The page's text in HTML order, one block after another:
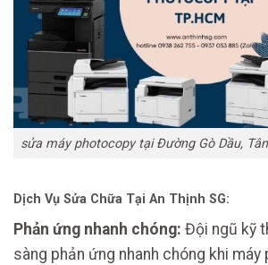
sửa máy photocopy tại Đường Gò Dầu,
Dịch Vụ Sửa Chữa Tại An Thịnh SG:
Phản ứng nhanh chóng: Đội ngũ kỹ
sàng phản ứng nhanh chóng khi